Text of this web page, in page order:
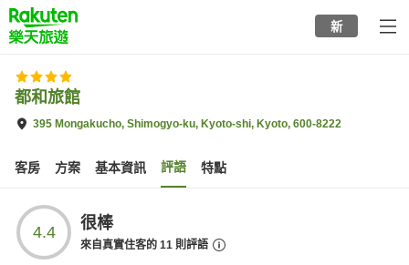
to
top
page
新
都和旅館
395 Mongakucho, Shimogyo-ku, Kyoto-shi, Kyoto, 600-8222
客房 方案 基本資訊 評語 特點
4.4 很棒
來自真實住客的 11 則評語